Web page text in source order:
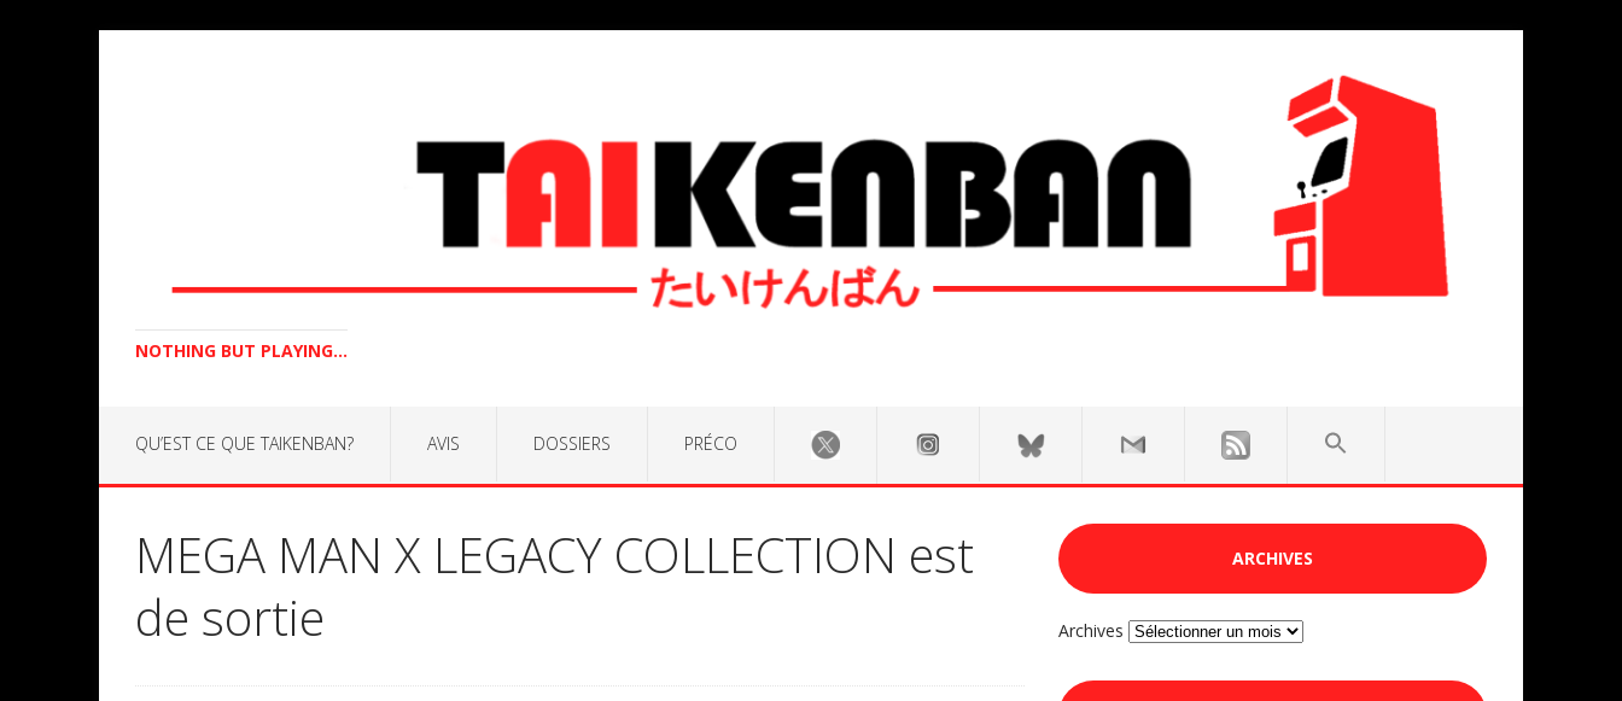
NOTHING BUT PLAYING...
QU’EST CE QUE TAIKENBAN? AVIS DOSSIERS PRÉCO
MEGA MAN X LEGACY COLLECTION est
de sortie
ARCHIVES
Archives